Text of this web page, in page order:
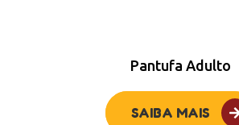
Pantufa Adulto
SAIBA MAIS